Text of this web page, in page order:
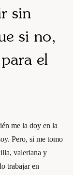
sin
si no,
el
me la doy en la
Pero, si me tomo
valeriana y
trabajar en